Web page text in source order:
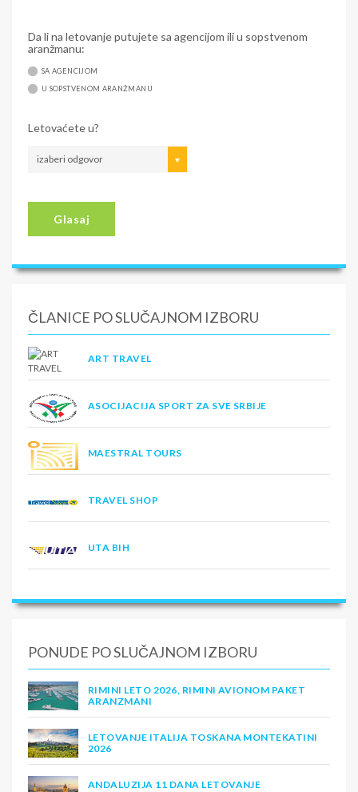
Da li na letovanje putujete sa agencijom ili u sopstvenom
aranžmanu:
SA AGENCIJOM
U SOPSTVENOM ARANŽMANU
Letovaćete u?
izaberi odgovor
Glasaj
ČLANICE PO SLUČAJNOM IZBORU
ART TRAVEL
ASOCIJACIJA SPORT ZA SVE SRBIJE
MAESTRAL TOURS
TRAVEL SHOP
UTA BIH
PONUDE PO SLUČAJNOM IZBORU
RIMINI LETO 2026, RIMINI AVIONOM PAKET
ARANZMANI
LETOVANJE ITALIJA TOSKANA MONTEKATINI
2026
ANDALUZIJA 11 DANA LETOVANJE